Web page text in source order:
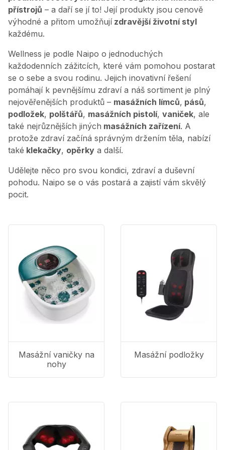
přístrojů – a daří se jí to! Její produkty jsou cenově
výhodné a přitom umožňujízdravější životní styl
každému.
Wellness je podle Naipo o jednoduchých
každodenních zážitcích, které vám pomohou postarat
se o sebe a svou rodinu. Jejich inovativní řešení
pomáhají k pevnějšímu zdraví a náš sortiment je plný
nejověřenějších produktů – masážních límců, pásů,
podložek, polštářů, masážních pistolí, vaniček, ale
také nejrůznějších jiných masážních zařízení. A
protože zdraví začíná správným držením těla, nabízí
také klekačky, opěrky a další.
Udělejte něco pro svou kondici, zdraví a duševní
pohodu. Naipo se o vás postará a zajistí vám skvělý
pocit.
Masážní vaničky na
nohy
Masážní podložky